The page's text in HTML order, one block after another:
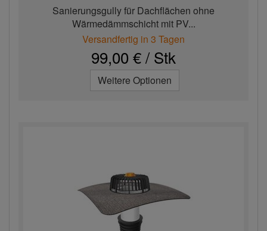
Sanierungsgully für Dachflächen ohne
Wärmedämmschicht mit PV...
Versandfertig in 3 Tagen
99,00 € / Stk
Weitere Optionen